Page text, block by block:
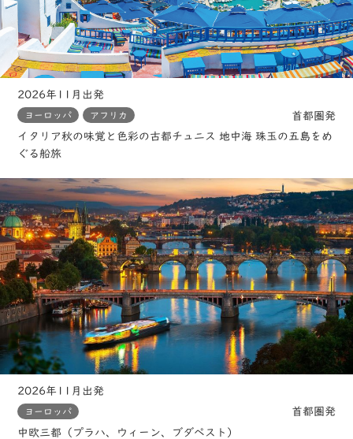
2026年11月出発
ヨーロッパ アフリカ
首都圏発
イタリア秋の味覚と色彩の古都チュニス 地中海 珠玉の五島をめ
ぐる船旅
2026年11月出発
ヨーロッパ
首都圏発
中欧三都（プラハ、ウィーン、ブダペスト）